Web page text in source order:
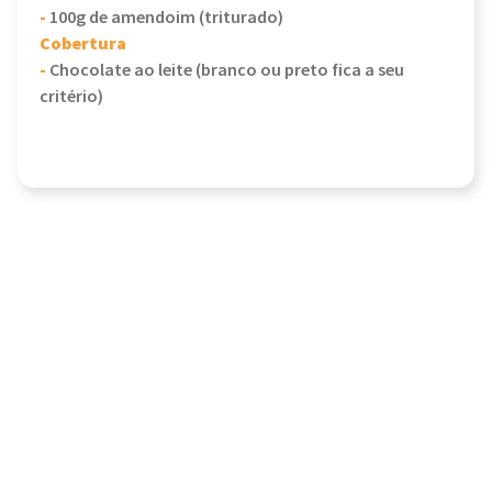
- 100g de amendoim (triturado)
Cobertura
- Chocolate ao leite (branco ou preto fica a seu
critério)